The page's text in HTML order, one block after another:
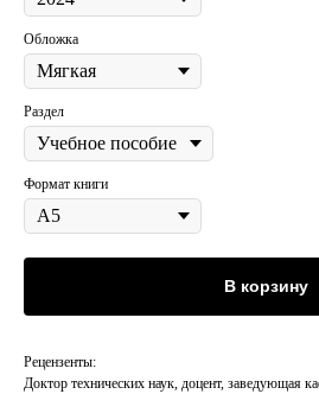
Обложка
Раздел
Формат книги
В корзину
Рецензенты:
Доктор технических наук, доцент, заведующая